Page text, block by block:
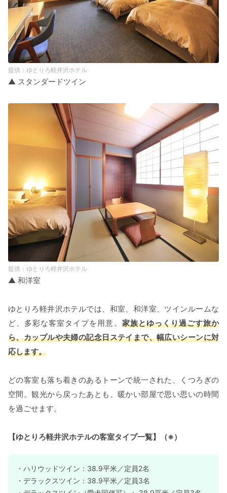
ゆとりろ軽井沢ホテル
▲ スタンダードツイン
ゆとりろ軽井沢ホテル
▲ 和洋室
ゆとりろ軽井沢ホテルでは、和室、和洋室、ツインルームな
ど、多彩な客室タイプを用意。 家族とゆっくり過ごす旅か
ら、カップルや夫婦の記念日ステイまで、幅広いシーンに対
応します。
どの客室も落ち着きのあるトーンで統一された、くつろぎの
空間。観光から戻ったあとも、暖かい部屋で思い思いの時間
を過ごせます。
【ゆとりろ軽井沢ホテルの客室タイプ一覧】（※）
・ハリウッドツイン：38.9平米／定員2名
・デラックスツイン：38.9平米／定員3名